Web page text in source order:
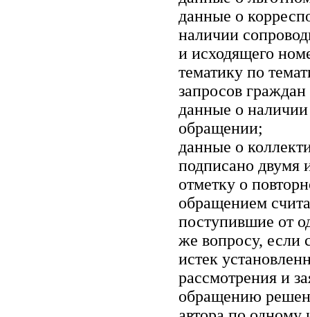
данные о
наличии
и исходящего
тематику по
запросов
данные о
обращении;
данные о
подписано двумя
отметку о
обращением
поступившие от
же вопросу, если
истек
рассмотрения и
обращению